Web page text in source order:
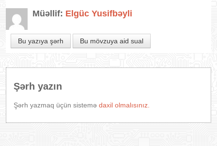
Müəllif: Elgüc Yusifbəyli
Bu yazıya şərh Bu mövzuya aid sual
Şərh yazın
Şərh yazmaq üçün sistemə daxil olmalısınız.